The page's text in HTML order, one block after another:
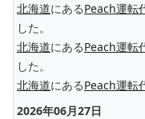
北海道にあるPeach運転
した。
北海道にあるPeach運転
した。
北海道にあるPeach運転
2026年06月27日